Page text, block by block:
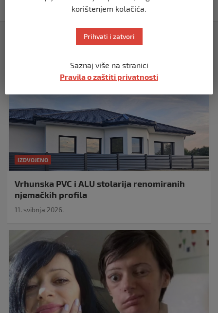
prije 5 mjeseci
IZDVOJENO
Vrhunska PVC i ALU stolarija renomiranih
njemačkih profila
11. svibnja 2026.
korištenjem kolačića.
Prihvati i zatvori
Saznaj više na stranici
Pravila o zaštiti privatnosti